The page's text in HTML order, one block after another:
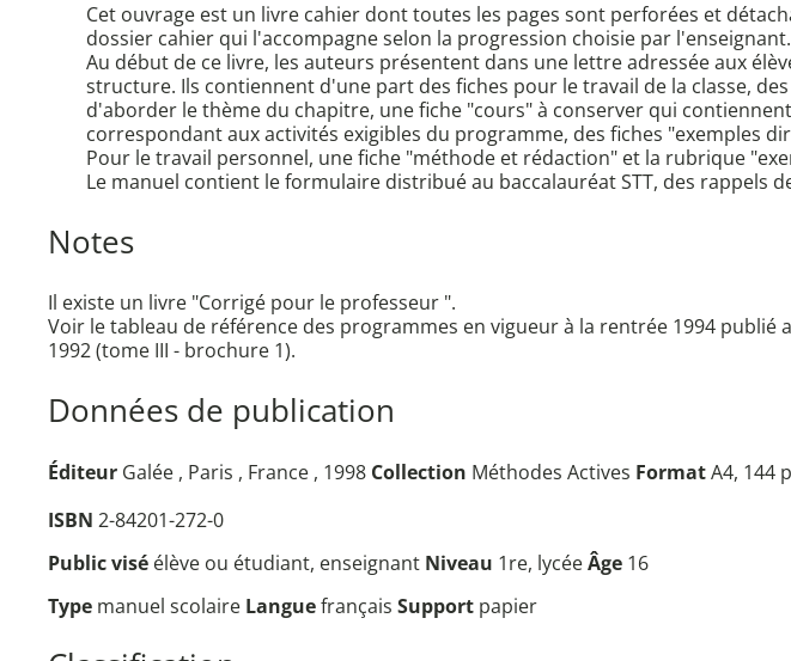
Cet ouvrage est un livre cahier dont toutes les pages sont perforées et
dossier cahier qui l'accompagne selon la progression choisie par l'enseignant.
Au début de ce livre, les auteurs présentent dans une lettre adressée aux
structure. Ils contiennent d'une part des fiches pour le travail de la classe,
d'aborder le thème du chapitre, une fiche "cours" à conserver qui
correspondant aux activités exigibles du programme, des fiches "exemples
Pour le travail personnel, une fiche "méthode et rédaction" et la rubrique
Le manuel contient le formulaire distribué au baccalauréat STT, des rappels
Notes
Il existe un livre "Corrigé pour le professeur ".
Voir le tableau de référence des programmes en vigueur à la rentrée 1994 publié
1992 (tome III - brochure 1).
Données de publication
Éditeur Galée , Paris , France , 1998 Collection Méthodes Actives FormatA4, 144
ISBN 2-84201-272-0
Public visé élève ou étudiant, enseignant Niveau 1re, lycéeÂge 16
Type manuel scolaire Languefrançais Support papier